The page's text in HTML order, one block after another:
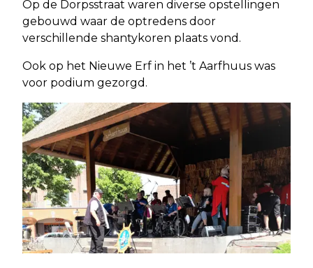
Op de Dorpsstraat waren diverse opstellingen
gebouwd waar de optredens door
verschillende shantykoren plaats vond.
Ook op het Nieuwe Erf in het ’t Aarfhuus was
voor podium gezorgd.